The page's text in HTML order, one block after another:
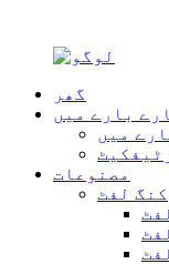
گھر
بارے میں
میں
مصنوعات
لفٹ